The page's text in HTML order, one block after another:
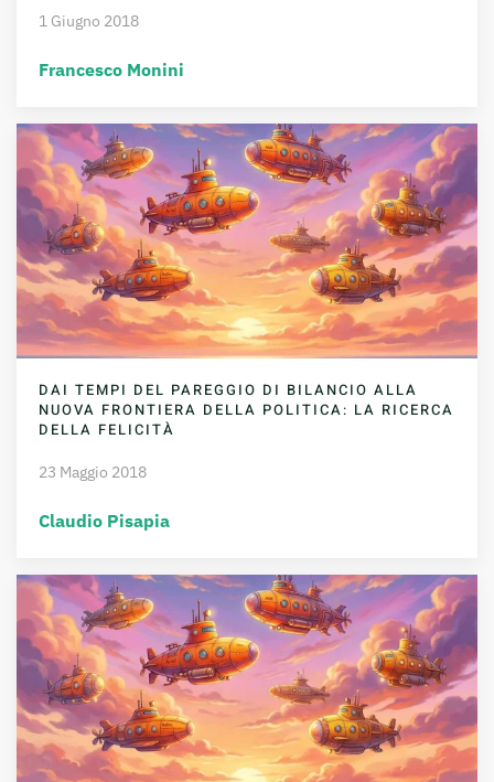
1 Giugno 2018
Francesco Monini
DAI TEMPI DEL PAREGGIO DI BILANCIO ALLA
NUOVA FRONTIERA DELLA POLITICA: LA RICERCA
DELLA FELICITÀ
23 Maggio 2018
Claudio Pisapia